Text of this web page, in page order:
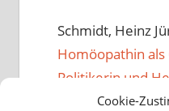
Cookie-
Schmidt, Heinz
Homöopathin als
Politikerin und
Partei, nachdem